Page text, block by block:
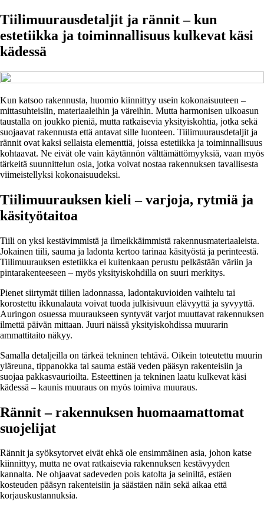
Tiilimuurausdetaljit ja rännit – kun
estetiikka ja toiminnallisuus kulkevat käsi
kädessä
Kun katsoo rakennusta, huomio kiinnittyy usein kokonaisuuteen –
mittasuhteisiin, materiaaleihin ja väreihin. Mutta harmonisen ulkoasun
taustalla on joukko pieniä, mutta ratkaisevia yksityiskohtia, jotka sekä
suojaavat rakennusta että antavat sille luonteen. Tiilimuurausdetaljit ja
rännit ovat kaksi sellaista elementtiä, joissa estetiikka ja toiminnallisuus
kohtaavat. Ne eivät ole vain käytännön välttämättömyyksiä, vaan myös
tärkeitä suunnittelun osia, jotka voivat nostaa rakennuksen tavallisesta
viimeistellyksi kokonaisuudeksi.
Tiilimuurauksen kieli – varjoja, rytmiä ja
käsityötaitoa
Tiili on yksi kestävimmistä ja ilmeikkäimmistä rakennusmateriaaleista.
Jokainen tiili, sauma ja ladonta kertoo tarinaa käsityöstä ja perinteestä.
Tiilimuurauksen estetiikka ei kuitenkaan perustu pelkästään väriin ja
pintarakenteeseen – myös yksityiskohdilla on suuri merkitys.
Pienet siirtymät tiilien ladonnassa, ladontakuvioiden vaihtelu tai
korostettu ikkunalauta voivat tuoda julkisivuun elävyyttä ja syvyyttä.
Auringon osuessa muuraukseen syntyvät varjot muuttavat rakennuksen
ilmettä päivän mittaan. Juuri näissä yksityiskohdissa muurarin
ammattitaito näkyy.
Samalla detaljeilla on tärkeä tekninen tehtävä. Oikein toteutettu muurin
yläreuna, tippanokka tai sauma estää veden pääsyn rakenteisiin ja
suojaa pakkasvaurioilta. Esteettinen ja tekninen laatu kulkevat käsi
kädessä – kaunis muuraus on myös toimiva muuraus.
Rännit – rakennuksen huomaamattomat
suojelijat
Rännit ja syöksytorvet eivät ehkä ole ensimmäinen asia, johon katse
kiinnittyy, mutta ne ovat ratkaisevia rakennuksen kestävyyden
kannalta. Ne ohjaavat sadeveden pois katolta ja seiniltä, estäen
kosteuden pääsyn rakenteisiin ja säästäen näin sekä aikaa että
korjauskustannuksia.